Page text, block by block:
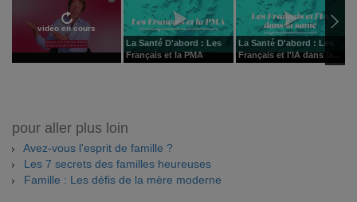
vidéo en cours
La Santé D'abord : Les
Français et la PMA
La Santé D'abord : Les
Français et l'IA dans la...
pour aller plus loin
Avez-vous l'esprit de famille ?
Les 7 secrets des familles heureuses
Famille : Les défis de la mère moderne